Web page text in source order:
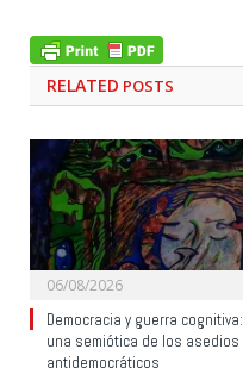
RELATED POSTS
06/08/2026
Democracia y guerra cognitiva:
una semiótica de los asedios
antidemocráticos